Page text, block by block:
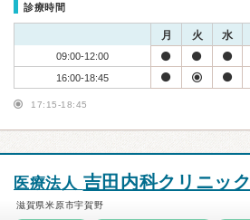
診療時間
月 火 水
09:00-12:00
16:00-18:45
17:15-18:45
医療法人 吉田内科クリニック
滋賀県米原市宇賀野